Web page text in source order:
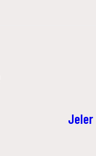
Jeler